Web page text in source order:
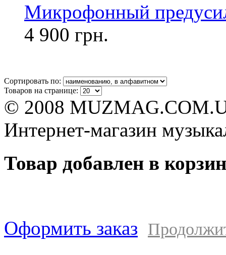
Микрофонный
4 900 грн.
Сортировать по:
Товаров на странице:
© 2008
Интернет-магазин
Товар добавлен в
Оформить заказ